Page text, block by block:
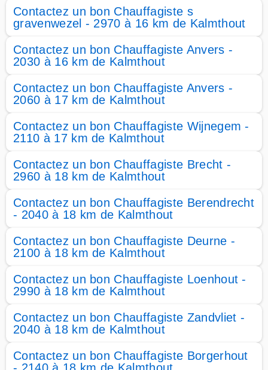
Contactez un bon Chauffagiste s
gravenwezel - 2970 à 16 km de Kalmthout
Contactez un bon Chauffagiste Anvers -
2030 à 16 km de Kalmthout
Contactez un bon Chauffagiste Anvers -
2060 à 17 km de Kalmthout
Contactez un bon Chauffagiste Wijnegem -
2110 à 17 km de Kalmthout
Contactez un bon Chauffagiste Brecht -
2960 à 18 km de Kalmthout
Contactez un bon Chauffagiste Berendrecht
- 2040 à 18 km de Kalmthout
Contactez un bon Chauffagiste Deurne -
2100 à 18 km de Kalmthout
Contactez un bon Chauffagiste Loenhout -
2990 à 18 km de Kalmthout
Contactez un bon Chauffagiste Zandvliet -
2040 à 18 km de Kalmthout
Contactez un bon Chauffagiste Borgerhout